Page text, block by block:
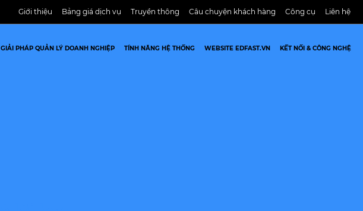
Giới thiệu Bảng giá dịch vụ Truyền thông Câu chuyện khách hàng Công cụ Liên hệ
GIẢI PHÁP QUẢN LÝ DOANH NGHIỆP TÍNH NĂNG HỆ THỐNG WEBSITE EDFAST.VN KẾT NỐI & CÔNG NGHỆ